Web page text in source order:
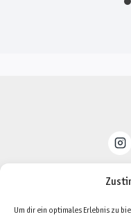
Um dir ein optimales Erlebnis zu